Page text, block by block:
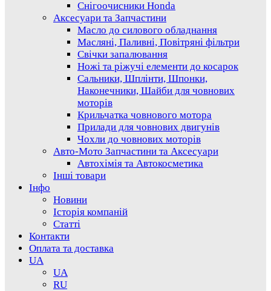
Снігоочисники Honda
Аксесуари та Запчастини
Масло до силового обладнання
Масляні, Паливні, Повітряні фільтри
Свічки запалювання
Ножі та ріжучі елементи до косарок
Сальники, Шплінти, Шпонки,
Наконечники, Шайби для човнових
моторів
Крильчатка човнового мотора
Прилади для човнових двигунів
Чохли до човнових моторів
Авто-Мото Запчастини та Аксесуари
Автохімія та Автокосметика
Інші товари
Інфо
Новини
Історія компаній
Статті
Контакти
Оплата та доставка
UA
UA
RU